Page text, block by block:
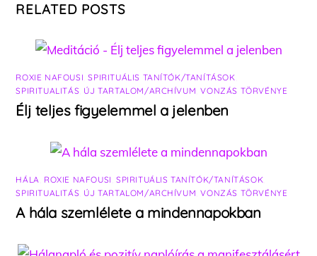
RELATED POSTS
ROXIE NAFOUSI ,SPIRITUÁLIS TANÍTÓK/TANÍTÁSOK
SPIRITUALITÁS ÚJ TARTALOM/ARCHÍVUM ,VONZÁS TÖRVÉNYE
Élj teljes figyelemmel a jelenben
HÁLA ROXIE NAFOUSI SPIRITUÁLIS TANÍTÓK/TANÍTÁSOK
SPIRITUALITÁS ÚJ TARTALOM/ARCHÍVUM ,VONZÁS TÖRVÉNYE
A hála szemlélete a mindennapokban